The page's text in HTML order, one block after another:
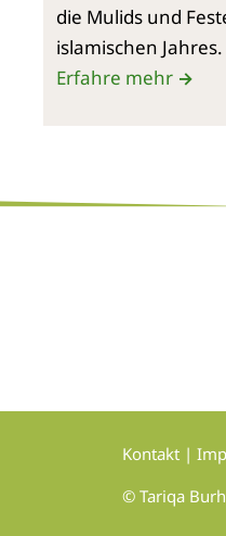
die Mulids und
islamischen Jahres.
Erfahre mehr →
Kontakt |
© Tariqa